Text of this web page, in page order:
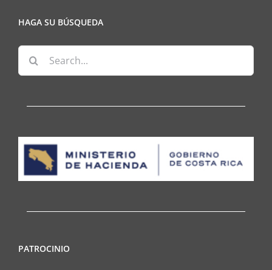
HAGA SU BÚSQUEDA
Search
for:
PATROCINIO